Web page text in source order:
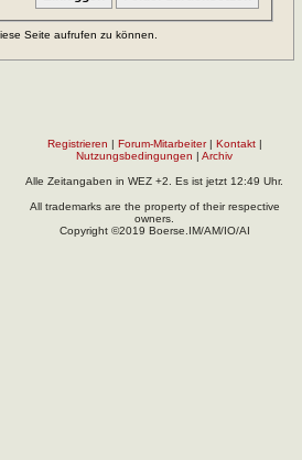
Seite aufrufen zu können.
Registrieren | Forum-Mitarbeiter| Kontakt|
Nutzungsbedingungen | Archiv
Alle Zeitangaben in WEZ +2. Es ist jetzt 12:49 Uhr.
All trademarks are the property of their respective
owners.
Copyright ©2019 Boerse.IM/AM/IO/AI